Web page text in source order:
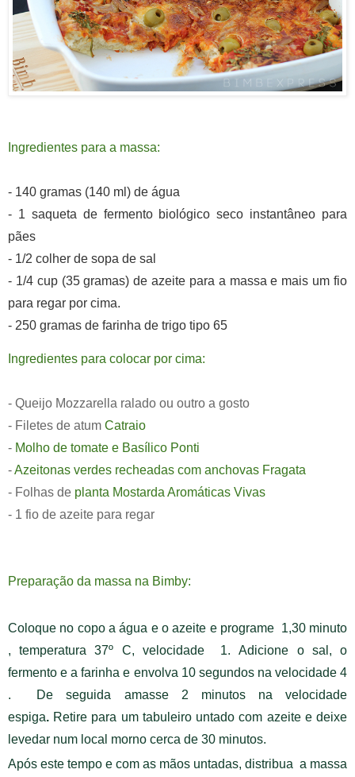
Ingredientes para a massa:
- 140 gramas (140 ml) de água
- 1 saqueta de fermento biológico seco instantâneo para
pães
- 1/2 colher de sopa de sal
- 1/4 cup (35 gramas) de azeite para a massa e mais um fio
para regar por cima.
- 250 gramas de farinha de trigo tipo 65
Ingredientes para colocar por cima:
- Queijo Mozzarella ralado ou outro a gosto
- Filetes de atum Catraio
- Molho de tomate e Basílico Ponti
-Azeitonas verdes recheadas com anchovas Fragata
- Folhas de planta Mostarda Aromáticas Vivas
- 1 fio de azeite para regar
Preparação da massa na Bimby:
Coloque no copo a água e o azeite e programe 1,30 minuto
, temperatura 37º C, velocidade 1.Adicione o sal, o
fermento e a farinha e envolva 10 segundos na velocidade 4
.
De seguida amasse
2 minutos na velocidade
espiga. Retire para um tabuleiro untado com azeite e deixe
levedar num local morno cerca de 30 minutos.
Após este tempo e com as mãos untadas, distribua a massa